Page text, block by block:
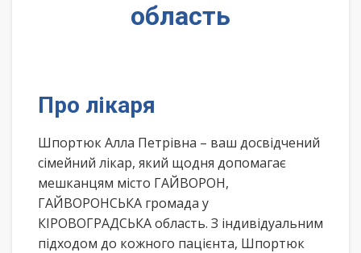
область
Про лікаря
Шпортюк Алла Петрівна – ваш досвідчений
сімейний лікар, який щодня допомагає
мешканцям місто ГАЙВОРОН,
ГАЙВОРОНСЬКА громада у
КІРОВОГРАДСЬКА область. З індивідуальним
підходом до кожного пацієнта, Шпортюк